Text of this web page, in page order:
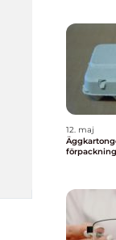
12. maj
Äggkartonger Mer än
förpackning